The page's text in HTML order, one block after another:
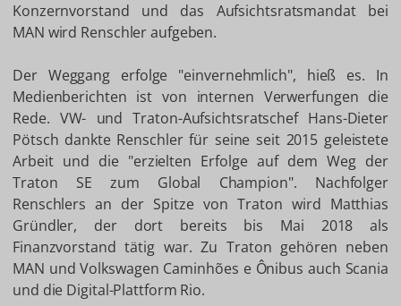
Konzernvorstand und das Aufsichtsratsmandat bei
MAN wird Renschler aufgeben.
Der Weggang erfolge "einvernehmlich", hieß es. In
Medienberichten ist von internen Verwerfungen die
Rede. VW- und Traton-Aufsichtsratschef Hans-Dieter
Pötsch dankte Renschler für seine seit 2015 geleistete
Arbeit und die "erzielten Erfolge auf dem Weg der
Traton SE zum Global Champion". Nachfolger
Renschlers an der Spitze von Traton wird Matthias
Gründler, der dort bereits bis Mai 2018 als
Finanzvorstand tätig war. Zu Traton gehören neben
MAN und Volkswagen Caminhões e Ônibus auch Scania
und die Digital-Plattform Rio.